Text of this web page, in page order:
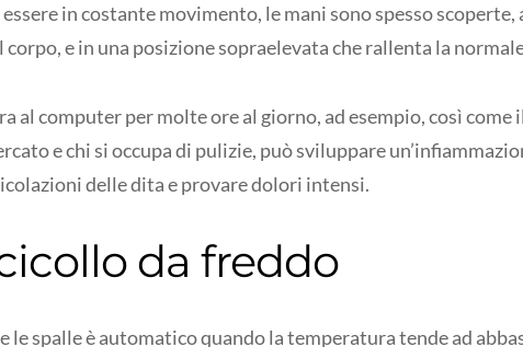
in costante movimento, le mani sono spesso scoperte,
corpo, e in una posizione sopraelevata che rallenta la
al computer per molte ore al giorno, ad esempio, così come
e chi si occupa di pulizie, può sviluppare
delle dita e provare dolori intensi.
da freddo
le spalle è automatico quando la temperatura tende ad